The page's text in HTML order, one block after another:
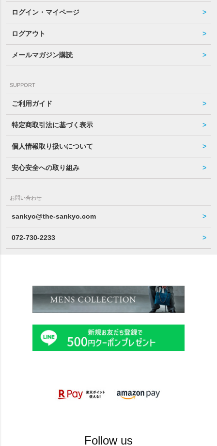
ログイン・マイページ
ログアウト
メールマガジン購読
SUPPORT
ご利用ガイド
特定商取引法に基づく表示
個人情報取り扱いについて
安心安全への取り組み
お問い合わせ
sankyo@the-sankyo.com
072-730-2233
Follow us